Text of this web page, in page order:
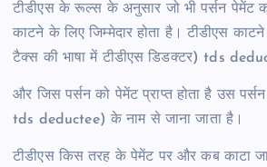
टीडीएस के रूल्स के अनुसार जो भी पर्सन पेमेंट
काटने के लिए जिम्मेदार होता है। टीडीएस
टैक्स की भाषा में टीडीएस डिडक्टर) tds
और जिस पर्सन को पेमेंट प्राप्त होता है उस
tds deductee) के नाम से जाना जाता है।
टीडीएस किस तरह के पेमेंट पर और कब काटा